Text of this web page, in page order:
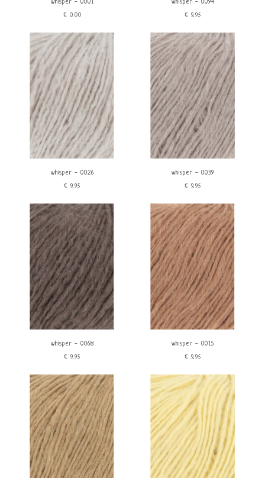
whisper - 0001
€0,00
whisper - 0094
€9,95
whisper - 0026
€9,95
whisper - 0039
€9,95
whisper - 0068
€9,95
whisper - 0015
€9,95